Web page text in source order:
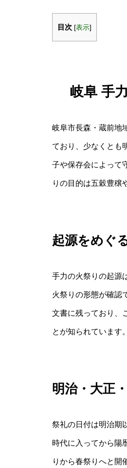
目次 [表示]
岐阜 手
岐阜市長森・蔵前地
ており、少なくとも
子や保存会によって
りの目的は五穀豊穣
起源をめぐ
手力の火祭りの起源
火祭りの形態が確認
文書に残っており、
とが知られています
明治・大正
祭礼の日付は明治期
時代に入ってから陽
りから春祭りへと開